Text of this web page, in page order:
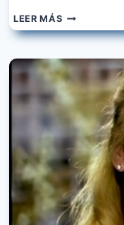
LEER MÁSEURYTHMICS
–
HERE
THE
RAIN
AGAIN